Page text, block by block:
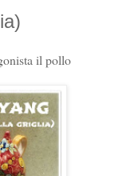
il pollo